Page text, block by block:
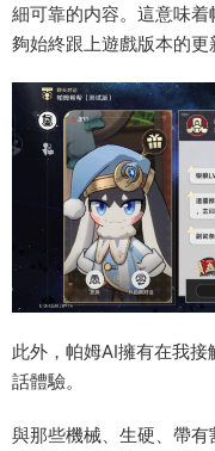
細可靠的内容。這意味
夠始終跟上遊戲版本的更
此外，帕姆AI擁有在我
話體驗。
與那些機械、生硬、帶